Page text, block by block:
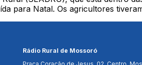
para Natal. Os agricultores
Rádio Rural de Mossoró